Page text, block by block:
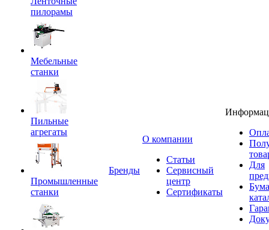
пилорамы
Мебельные
станки
Пильные
агрегаты
Промышленные
станки
Бренды
O компании
Статьи
Сервисный
центр
Сертификаты
Для